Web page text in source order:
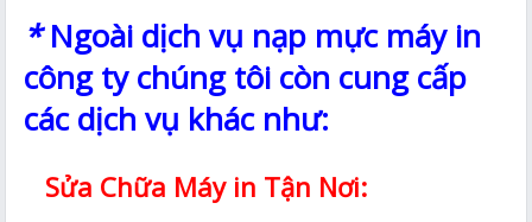
*Ngoài dịch vụ nạp mực máy in
công ty chúng tôi còn cung cấp
các dịch vụ khác như:
Sửa Chữa Máy in Tận Nơi: